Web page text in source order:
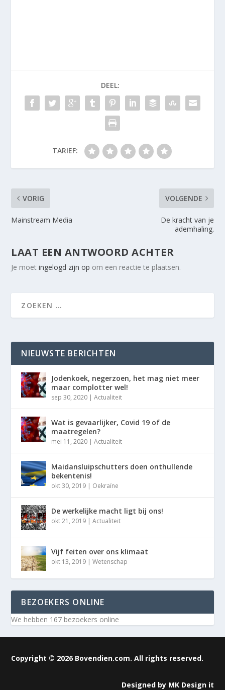
DEEL:
TARIEF:
VORIG
Mainstream Media
VOLGENDE
De kracht van je
ademhaling.
LAAT EEN ANTWOORD ACHTER
Je moetingelogd zijn op om een reactie te plaatsen.
NIEUWSTE BERICHTEN
Jodenkoek, negerzoen, het mag niet meer
maar complotter wel!
sep 30, 2020 |Actualiteit
Wat is gevaarlijker, Covid 19 of de
maatregelen?
mei 11, 2020 |Actualiteit
Maidansluipschutters doen onthullende
bekentenis!
okt 30, 2019 | Oekraïne
De werkelijke macht ligt bij ons!
okt 21, 2019 |Actualiteit
Vijf feiten over ons klimaat
okt 13, 2019 |Wetenschap
BEZOEKERS ONLINE
We hebben 167 bezoekers online
Copyright © 2026 Bovendien.com. All rights reserved.
Designed by MK Design it